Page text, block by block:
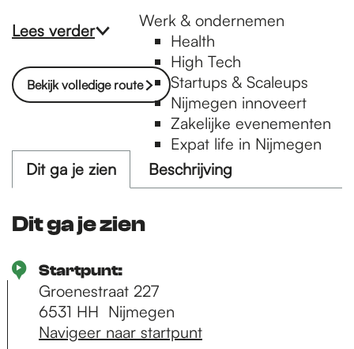
Werk & ondernemen
Health
High Tech
Startups & Scaleups
Nijmegen innoveert
Zakelijke evenementen
Expat life in Nijmegen
Lees verder
Bekijk volledige route
Dit ga je zien Beschrijving
Dit ga je zien
Startpunt:
Groenestraat 227
6531 HH Nijmegen
Navigeer naar startpunt